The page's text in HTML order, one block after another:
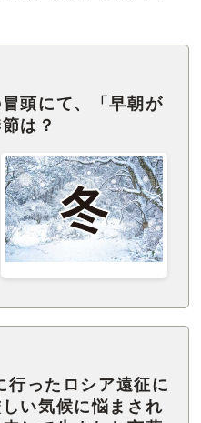
頭にて、「早朝が
は？
行ったロシア遠征に
い気候に悩まされ